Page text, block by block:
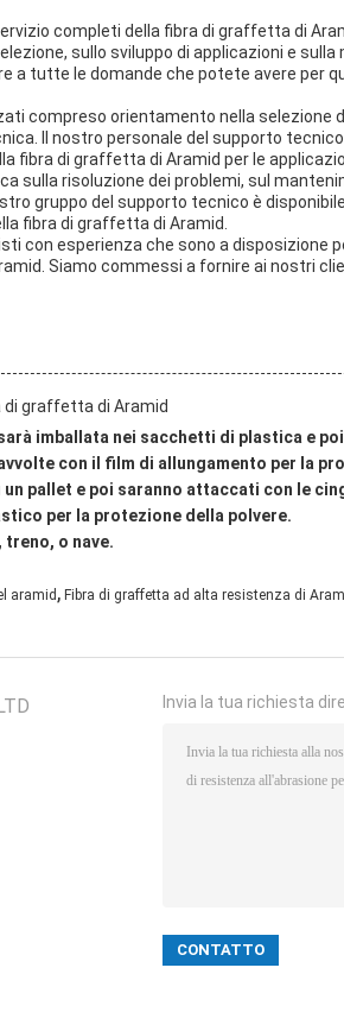
completi della fibra di graffetta di
sullo sviluppo di applicazioni e
a tutte le domande che potete avere per
compreso orientamento nella selezione
Il nostro personale del supporto
fibra di graffetta di Aramid per le
sulla risoluzione dei problemi, sul
gruppo del supporto tecnico è
fibra di graffetta di Aramid.
con esperienza che sono a disposizione
Siamo commessi a fornire ai nostri
di graffetta di Aramid
imballata nei sacchetti di plastica e
con il film di allungamento per la
un pallet e poi saranno attaccati con le
per la protezione della polvere.
treno, o nave.
aramid , Fibra di graffetta ad alta resistenza di
Invia la tua richiesta